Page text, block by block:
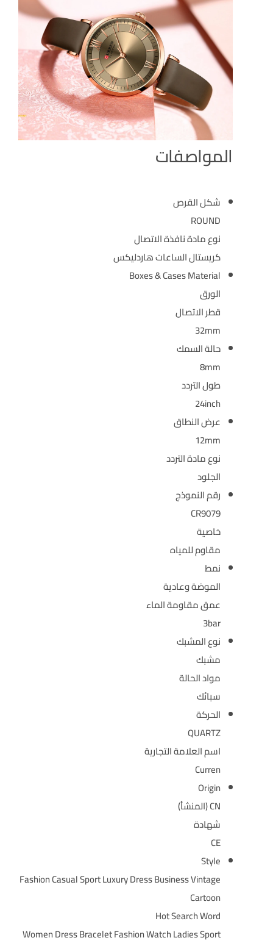
المواصفات
شكل القرص
ROUND
نوع مادة نافذة الاتصال
كريستال الساعات هاردليكس
Boxes & Cases Material
الورق
قطر الاتصال
32mm
حالة السمك
8mm
طول التردد
24inch
عرض النطاق
12mm
نوع مادة التردد
الجلود
رقم النموذج
CR9079
خاصية
مقاوم للمياه
نمط
الموضة وعادية
عمق مقاومة الماء
3bar
نوع المشبك
مشبك
مواد الحالة
سبائك
الحركة
QUARTZ
اسم العلامة التجارية
Curren
Origin
CN (المنشأ)
شهادة
CE
Style
Fashion Casual Sport Luxury Dress Business Vintage
Cartoon
Hot Search Word
Women Dress Bracelet Fashion Watch Ladies Sport